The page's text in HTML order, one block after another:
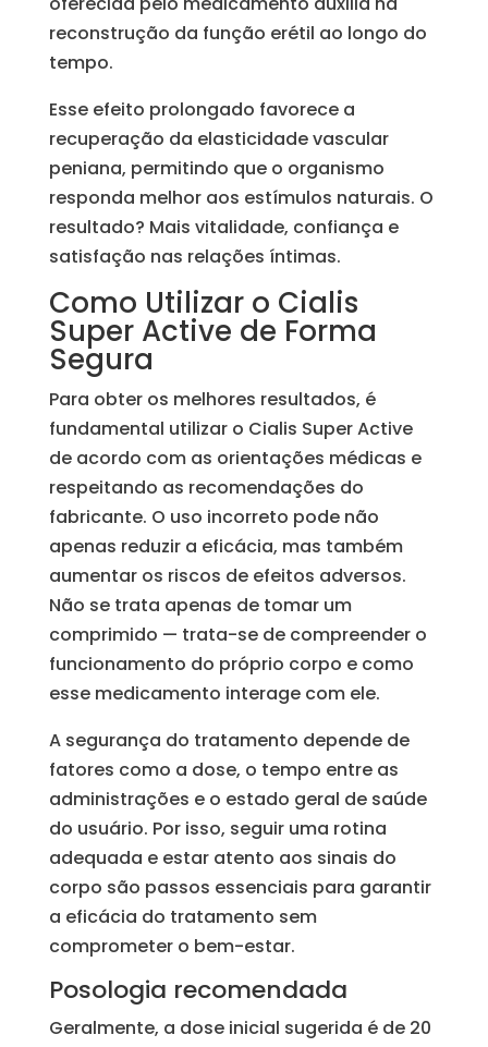
reconstrução da função erétil ao longo do
tempo.
Esse efeito prolongado favorece a
recuperação da elasticidade vascular
peniana, permitindo que o organismo
responda melhor aos estímulos naturais. O
resultado? Mais vitalidade, confiança e
satisfação nas relações íntimas.
Como Utilizar o Cialis
Super Active de Forma
Segura
Para obter os melhores resultados, é
fundamental utilizar o Cialis Super Active
de acordo com as orientações médicas e
respeitando as recomendações do
fabricante. O uso incorreto pode não
apenas reduzir a eficácia, mas também
aumentar os riscos de efeitos adversos.
Não se trata apenas de tomar um
comprimido — trata-se de compreender o
funcionamento do próprio corpo e como
esse medicamento interage com ele.
A segurança do tratamento depende de
fatores como a dose, o tempo entre as
administrações e o estado geral de saúde
do usuário. Por isso, seguir uma rotina
adequada e estar atento aos sinais do
corpo são passos essenciais para garantir
a eficácia do tratamento sem
comprometer o bem-estar.
Posologia recomendada
Geralmente, a dose inicial sugerida é de 20